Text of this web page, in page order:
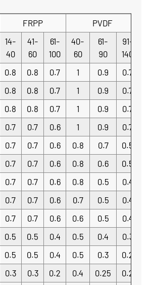
FRPP
PVDF
14-
40
41-
60
61-
100
40-
60
61-
90
91-
140
0.8 0.8 0.7 1 0.9 0.7
0.8 0.8 0.7 1 0.9 0.7
0.8 0.8 0.7 1 0.9 0.7
0.7 0.7 0.6 1 0.9 0.7
0.7 0.7 0.6 0.8 0.7 0.5
0.7 0.7 0.6 0.8 0.6 0.5
0.7 0.7 0.6 0.8 0.5 0.4
0.7 0.7 0.6 0.7 0.5 0.4
0.7 0.7 0.6 0.6 0.5 0.4
0.5 0.5 0.4 0.5 0.4 0.3
0.5 0.5 0.4 0.5 0.3 0.2
0.3 0.3 0.2 0.4 0.25 0.2